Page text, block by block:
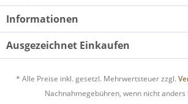
Informationen
Ausgezeichnet Einkaufen
* Alle Preise inkl. gesetzl. Mehrwertsteuer zzgl.
Nachnahmegebühren, wenn nicht